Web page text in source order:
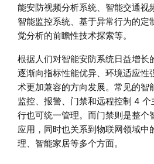
能安防视频分析系统、智能交通视
智能监控系统、基于异常行为的定
觉分析的前瞻性技术探索等。
根据人们对智能安防系统日益增长
逐渐向指标性能优异、环境适应性
术更加兼容的方向发展。常见的智
监控、报警、门禁和远程控制 4
行也可统一管理。而门禁则是整个
应用，同时也关系到物联网领域中
理、智能家居等多个方面。